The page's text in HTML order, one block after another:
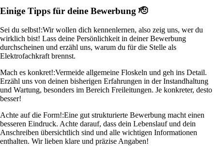
Einige Tipps für deine Bewerbung 🫡
Sei du selbst!:Wir wollen dich kennenlernen, also zeig uns, wer du
wirklich bist! Lass deine Persönlichkeit in deiner Bewerbung
durchscheinen und erzähl uns, warum du für die Stelle als
Elektrofachkraft brennst.
Mach es konkret!:Vermeide allgemeine Floskeln und geh ins Detail.
Erzähl uns von deinen bisherigen Erfahrungen in der Instandhaltung
und Wartung, besonders im Bereich Freileitungen. Je konkreter, desto
besser!
Achte auf die Form!:Eine gut strukturierte Bewerbung macht einen
besseren Eindruck. Achte darauf, dass dein Lebenslauf und dein
Anschreiben übersichtlich sind und alle wichtigen Informationen
enthalten. Wir lieben klare und präzise Angaben!